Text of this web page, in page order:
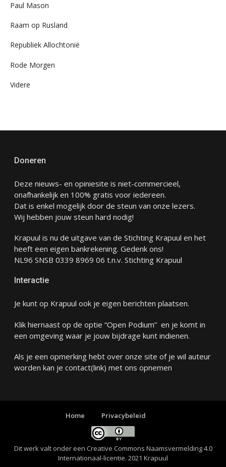
Paul Mason
Raam op Rusland
Republiek Allochtonië
Rode Morgen
Videre
Doneren
Deze nieuws- en opiniesite is niet-commercieel,
onafhankelijk en 100% gratis voor iedereen.
Dat is enkel mogelijk door de steun van onze lezers.
Wij hebben jouw steun hard nodig!
Krapuul is nu de uitgave van de Stichting Krapuul en het
heeft een eigen bankrekening. Gedenk ons!
NL96 SNSB 0339 8969 06 t.n.v. Stichting Krapuul
Interactie
Je kunt op Krapuul ook je eigen berichten plaatsen.
Klik hiernaast op de optie “Open Podium” en je komt in
een omgeving waar je jouw bijdrage kunt indienen.
Als je een opmerking hebt over onze site of je wil auteur
worden kan je contact(link) met ons opnemen
Home Privacybeleid
Dit werk valt onder een Creative Commons Naamsvermelding 4.0
Internationaal-licentie. 2021 Krapuul